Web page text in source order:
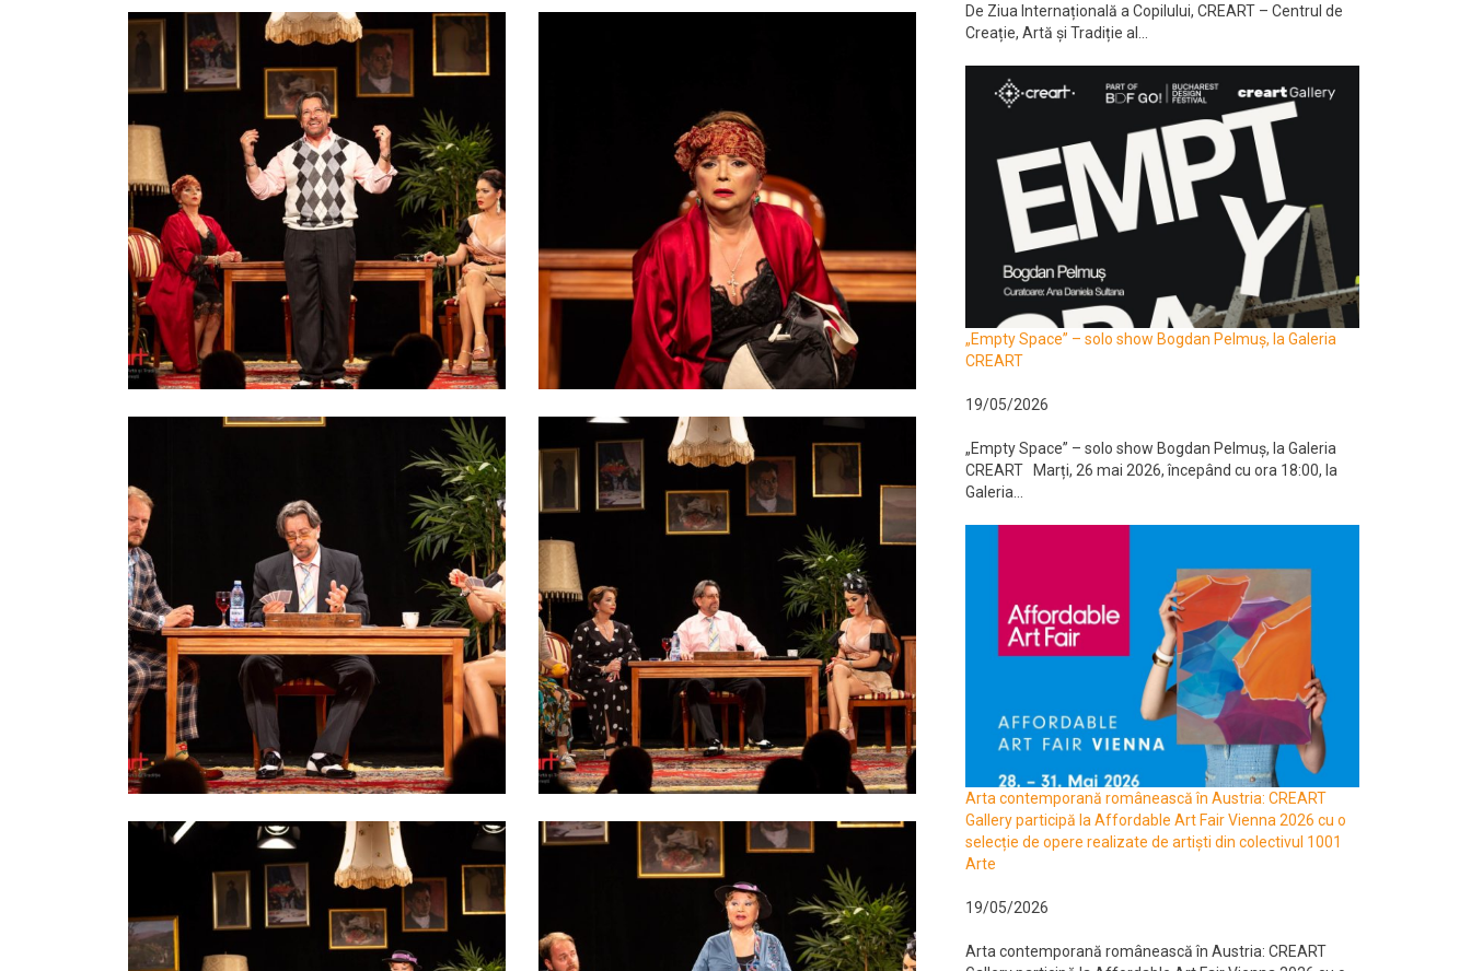
De Ziua Internațională a Copilului, CREART – Centrul de
Creație, Artă și Tradiție al...
„Empty Space” – solo show Bogdan Pelmuș, la Galeria
CREART
19/05/2026
„Empty Space” – solo show Bogdan Pelmuș, la Galeria
CREART Marți, 26 mai 2026, începând cu ora 18:00, la
Galeria...
Arta contemporană românească în Austria: CREART
Gallery participă la Affordable Art Fair Vienna 2026 cu o
selecție de opere realizate de artiști din colectivul 1001
Arte
19/05/2026
Arta contemporană românească în Austria: CREART